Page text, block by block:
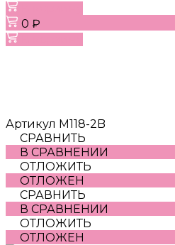
0 ₽
Артикул M118-2B
СРАВНИТЬ
В СРАВНЕНИИ
ОТЛОЖИТЬ
ОТЛОЖЕН
СРАВНИТЬ
В СРАВНЕНИИ
ОТЛОЖИТЬ
ОТЛОЖЕН